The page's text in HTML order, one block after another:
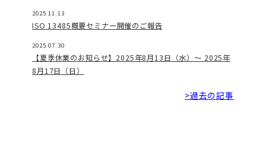
2025.11.13
ISO 13485概要セミナー開催のご報告
2025.07.30
【夏季休業のお知らせ】2025年8月13日（水）～ 2025年
8月17日（日）
>過去の記事